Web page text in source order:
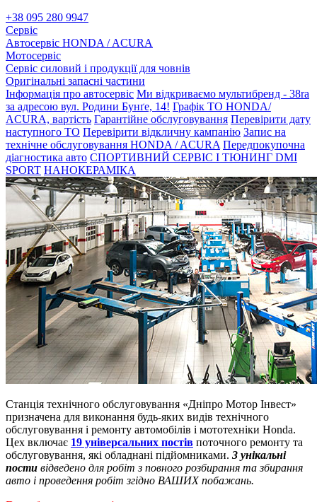
+38 095 280 9947
Сервіс
Автосервіс HONDA / ACURA
Мотосервіс
Сервіс силовий і продукції для човнів
Оригінальні запасні частини
Інформація про автосервіс Ми відкриваємо мультибренд - 38ra
за адресою вул. Родини Бунґе, 14! Графік ТО HONDA/
ACURA, вартість Гарантійне обслуговування Перевірити дату
наступного ТО Перевірити відкличну кампанію Запис на
технічне обслуговування HONDA / ACURA Передпокупочна
діагностика авто СПОРТИВНИЙ СЕРВІС І ТЮНИНГ DMI
SPORT НАНОКЕРАМІКА
Станція технічного обслуговування «Дніпро Мотор Інвест»
призначена для виконання будь-яких видів технічного
обслуговування і ремонту автомобілів і мототехніки Honda.
Цех включає 19 універсальних постів поточного ремонту та
обслуговування, які обладнані підйомниками. 3 унікальні
пости відведено для робіт з повного розбирання та збирання
авто і проведення робіт згідно ВАШИХ побажань.